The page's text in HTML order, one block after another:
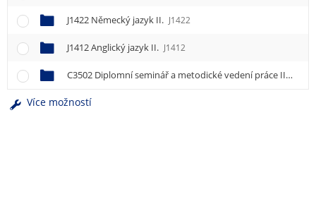
J1422 Německý jazyk II. J1422
J1412 Anglický jazyk II. J1412
C3502 Diplomní seminář a metodické vedení práce II.
Více možností